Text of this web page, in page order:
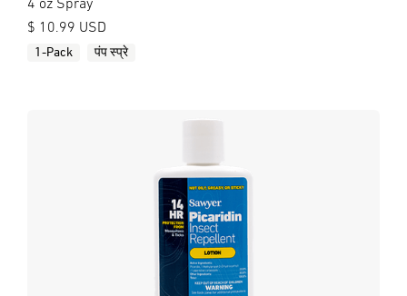
4 oz Spray
$ 10.99 USD
1-Pack पंप स्प्रे